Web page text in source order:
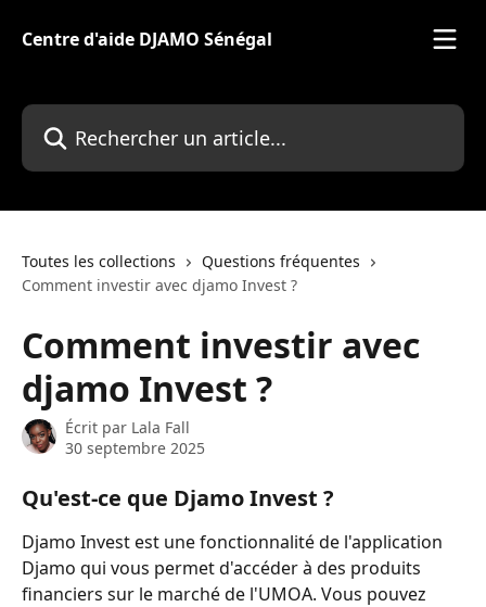
Centre d'aide DJAMO Sénégal
Rechercher un article...
Toutes les collections
Questions fréquentes
Comment investir avec djamo Invest ?
Comment investir avec
djamo Invest ?
Écrit par Lala Fall
30 septembre 2025
Qu'est-ce que Djamo Invest ?
Djamo Invest est une fonctionnalité de l'application
Djamo qui vous permet d'accéder à des produits
financiers sur le marché de l'UMOA. Vous pouvez